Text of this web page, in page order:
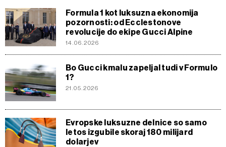
Formula 1 kot luksuzna ekonomija
pozornosti: od Ecclestonove
revolucije do ekipe Gucci Alpine
14.06.2026
Bo Gucci kmalu zapeljal tudi v Formulo
1?
21.05.2026
Evropske luksuzne delnice so samo
letos izgubile skoraj 180 milijard
dolarjev